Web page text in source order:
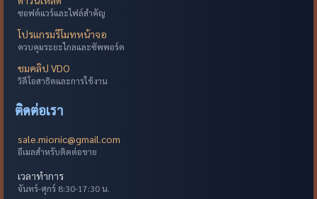
ซอฟต์แวร์และไฟล์สำคัญ
โปรแกรมรีโมทหน้าจอ
ควบคุมระยะไกลและซัพพอร์ต
ชมคลิป VDO
วิดีโอสาธิตและการใช้งาน
ติดต่อเรา
sale.mionic@gmail.com
อีเมลสำหรับติดต่อขาย
เวลาทำการ
จันทร์-ศุกร์ 8:30-17:30 น.